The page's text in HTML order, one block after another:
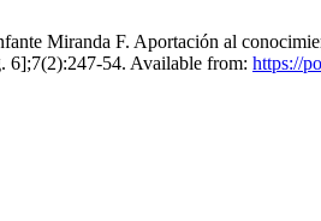
Miranda F. Aportación al
6];7(2):247-54. Available from: https://